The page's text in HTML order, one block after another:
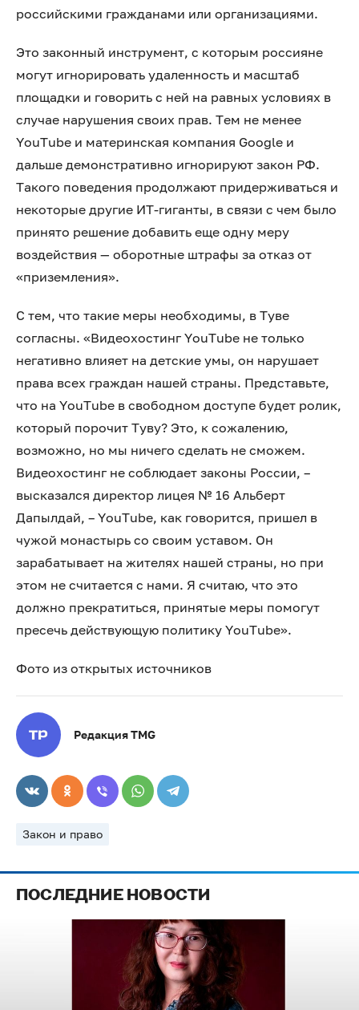
российскими гражданами или организациями.
Это законный инструмент, с которым россияне
могут игнорировать удаленность и масштаб
площадки и говорить с ней на равных условиях в
случае нарушения своих прав. Тем не менее
YouTube и материнская компания Google и
дальше демонстративно игнорируют закон РФ.
Такого поведения продолжают придерживаться и
некоторые другие ИТ-гиганты, в связи с чем было
принято решение добавить еще одну меру
воздействия — оборотные штрафы за отказ от
«приземления».
С тем, что такие меры необходимы, в Туве
согласны. «Видеохостинг YouTube не только
негативно влияет на детские умы, он нарушает
права всех граждан нашей страны. Представьте,
что на YouTube в свободном доступе будет ролик,
который порочит Туву? Это, к сожалению,
возможно, но мы ничего сделать не сможем.
Видеохостинг не соблюдает законы России, –
высказался директор лицея № 16 Альберт
Дапылдай, – YouTube, как говорится, пришел в
чужой монастырь со своим уставом. Он
зарабатывает на жителях нашей страны, но при
этом не считается с нами. Я считаю, что это
должно прекратиться, принятые меры помогут
пресечь действующую политику YouTube».
Фото из открытых источников
Редакция TMG
Закон и право
ПОСЛЕДНИЕ НОВОСТИ